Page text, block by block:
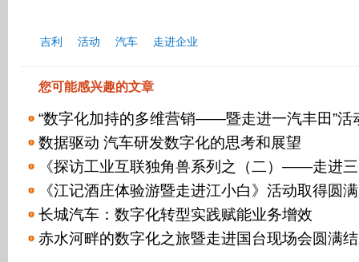
吉利 活动 汽车 走进企业
您可能感兴趣的文章
“数字化加持的多维营销——暨走进一汽丰田”活
数据驱动 汽车研发数字化的思考和展望
《探访工业互联独角兽系列之（二）——走进
《江记酒庄体验游暨走进江小白》活动取得圆
长城汽车：数字化转型实践赋能业务增效
赤水河畔的数字化之旅暨走进国台现场会圆满